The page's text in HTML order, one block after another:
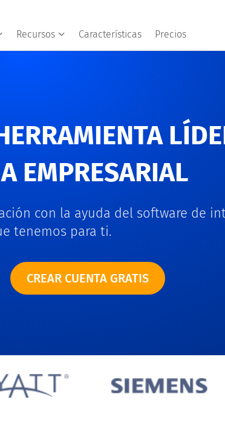
Recursos Características Precios
EMPRESARIAL
con la ayuda del software de
tenemos para ti.
CREAR CUENTA GRATIS